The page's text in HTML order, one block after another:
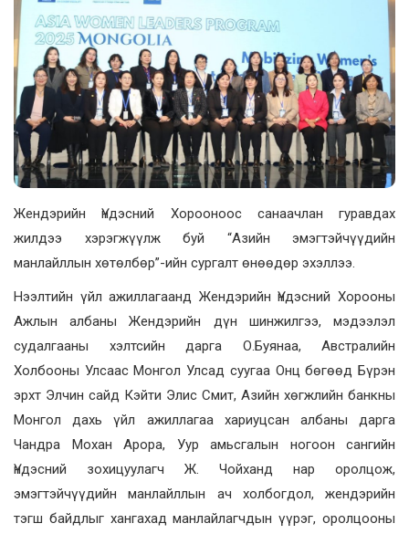
Жендэрийн Үндэсний Хорооноос санаачлан гуравдах
жилдээ хэрэгжүүлж буй “Азийн эмэгтэйчүүдийн
манлайллын хөтөлбөр”-ийн сургалт өнөөдөр эхэллээ.
Нээлтийн үйл ажиллагаанд Жендэрийн Үндэсний Хорооны
Ажлын албаны Жeндэрийн дүн шинжилгээ, мэдээлэл
судалгааны хэлтсийн дарга О.Буянаа, Австралийн
Холбооны Улсаас Монгол Улсад суугаа Онц бөгөөд Бүрэн
эрхт Элчин сайд Кэйти Элис Смит, Азийн хөгжлийн банкны
Монгол дахь үйл ажиллагаа хариуцсан албаны дарга
Чандра
Мохан Арора, Уур амьсгалын ногоон сангийн
Үндэсний зохицуулагч Ж. Чойханд нар оролцож,
эмэгтэйчүүдийн манлайллын ач холбогдол, жендэрийн
тэгш байдлыг хангахад манлайлагчдын үүрэг, оролцооны